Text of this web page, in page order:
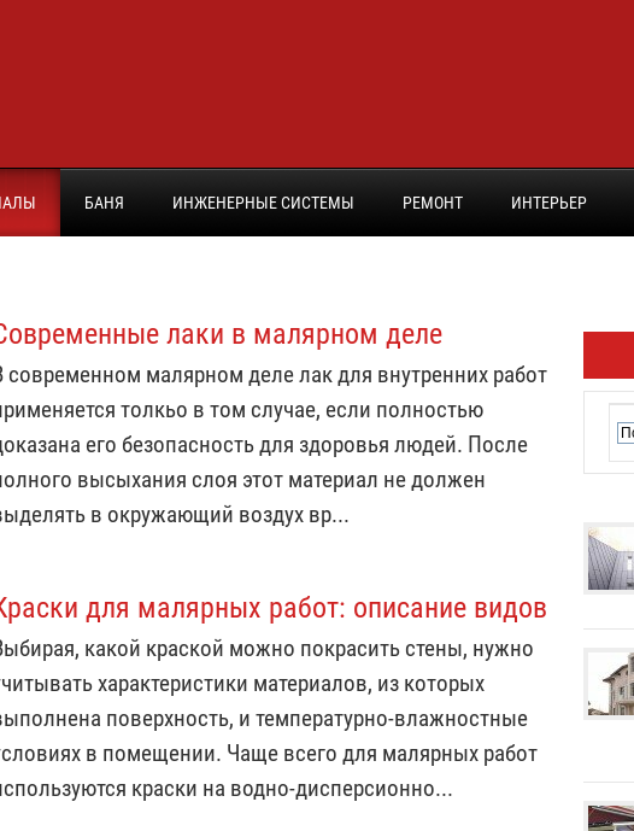
БАНЯ ИНЖЕНЕРНЫЕ СИСТЕМЫ РЕМОНТ ИНТЕРЬЕР
лаки в малярном деле
современном малярном деле лак для внутренних работ
толкьо в том случае, если полностью
его безопасность для здоровья людей. После
высыхания слоя этот материал не должен
в окружающий воздух вр...
для малярных работ: описание видов
какой краской можно покрасить стены, нужно
характеристики материалов, из которых
поверхность, и температурно-влажностные
в помещении. Чаще всего для малярных работ
краски на водно-дисперсионно...